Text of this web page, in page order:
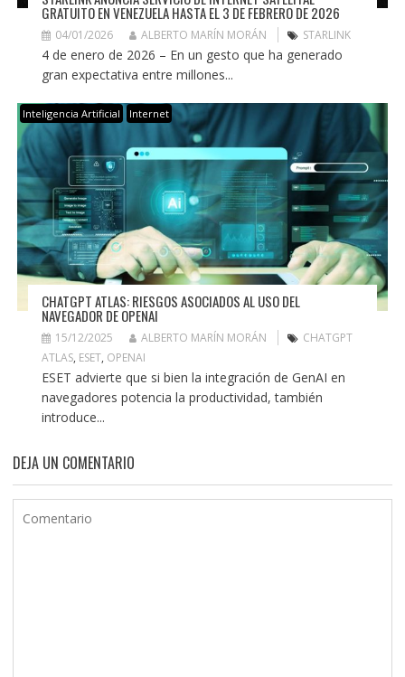
GRATUITO EN VENEZUELA HASTA EL 3 DE FEBRERO DE 2026
04/01/2026 ALBERTO MARÍN MORÁN STARLINK
4 de enero de 2026 – En un gesto que ha generado
gran expectativa entre millones...
Inteligencia Artificial Internet
CHATGPT ATLAS: RIESGOS ASOCIADOS AL USO DEL
NAVEGADOR DE OPENAI
15/12/2025 ALBERTO MARÍN MORÁN
CHATGPT
ATLAS, ESET, OPENAI
ESET advierte que si bien la integración de GenAI en
navegadores potencia la productividad, también
introduce...
DEJA UN COMENTARIO